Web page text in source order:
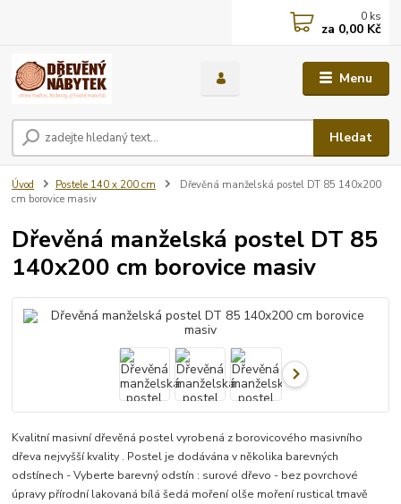
Menu
Hledat
0 ks
za 0,00 Kč
Úvod Postele 140 x 200 cm
Dřevěná manželská postel DT 85 140x200
cm borovice masiv
Dřevěná manželská postel DT 85
140x200 cm borovice masiv
Kvalitní masivní dřevěná postel vyrobená z borovicového masivního
dřeva nejvyšší kvality . Postel je dodávána v několika barevných
odstínech - Vyberte barevný odstín : surové dřevo - bez povrchové
úpravy přírodní lakovaná bílá šedá moření olše moření rustical tmavě